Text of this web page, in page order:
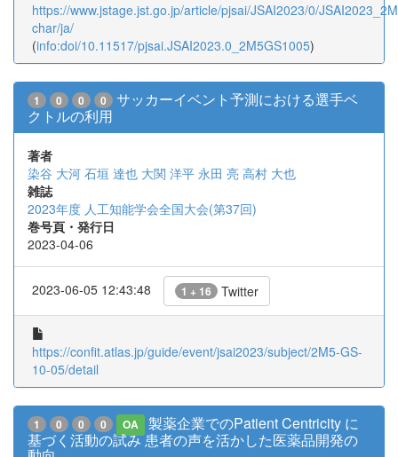
https://www.jstage.jst.go.jp/article/pjsai/JSAI2023/0/
char/ja/
(info:doi/10.11517/pjsai.JSAI2023.0_2M5GS1005)
1 0 0 0
サッカーイベント予測における選手ベ
クトルの利用
著者
染谷 大河 石垣 達也 大関 洋平 永田 亮 高村 大也
雑誌
2023年度 人工知能学会全国大会(第37回)
巻号頁・発行日
2023-04-06
2023-06-05 12:43:48 1 + 16 Twitter
https://confit.atlas.jp/guide/event/jsai2023/subject/2M5-GS-
10-05/detail
1 0 0 0 OA
製薬企業でのPatient Centricity に
基づく活動の試み 患者の声を活かした医薬品開発の